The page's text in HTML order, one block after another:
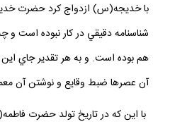
هم بوده است. و به هر تقدير جاي
آن عصرها ضبط وقايع و نوشتن آن
با اين كه در تاريخ تولد حضرت